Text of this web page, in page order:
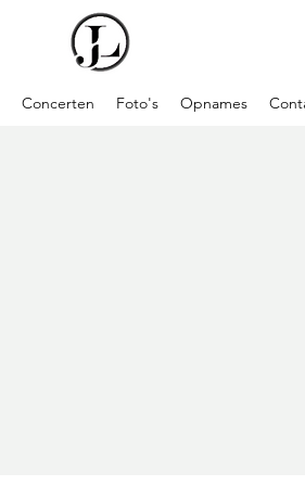
Concerten Foto's Opnames